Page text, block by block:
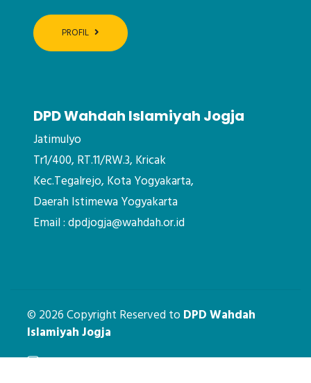
PROFIL
DPD Wahdah Islamiyah Jogja
Jatimulyo
Tr1/400, RT.11/RW.3, Kricak
Kec.Tegalrejo, Kota Yogyakarta,
Daerah Istimewa Yogyakarta
Email : dpdjogja@wahdah.or.id
© 2026 Copyright Reserved to DPD Wahdah
Islamiyah Jogja